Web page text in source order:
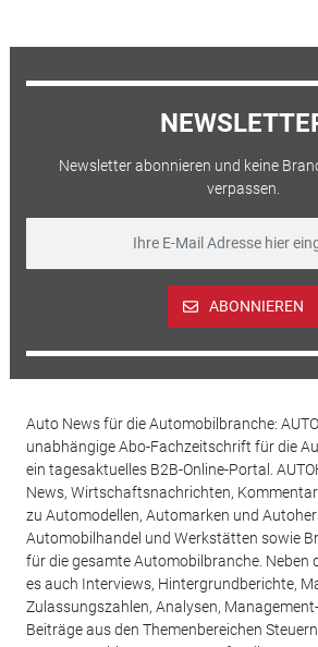
Newsletter abonnieren und keine
verpassen.
ABONNIEREN
Auto News für die Automobilbranche:
unabhängige Abo-Fachzeitschrift für die
ein tagesaktuelles B2B-Online-Portal.
News, Wirtschaftsnachrichten,
zu Automodellen, Automarken und
Automobilhandel und Werkstätten sowie
für die gesamte Automobilbranche. Neben
es auch Interviews, Hintergrundberichte,
Zulassungszahlen, Analysen,
Beiträge aus den Themenbereichen